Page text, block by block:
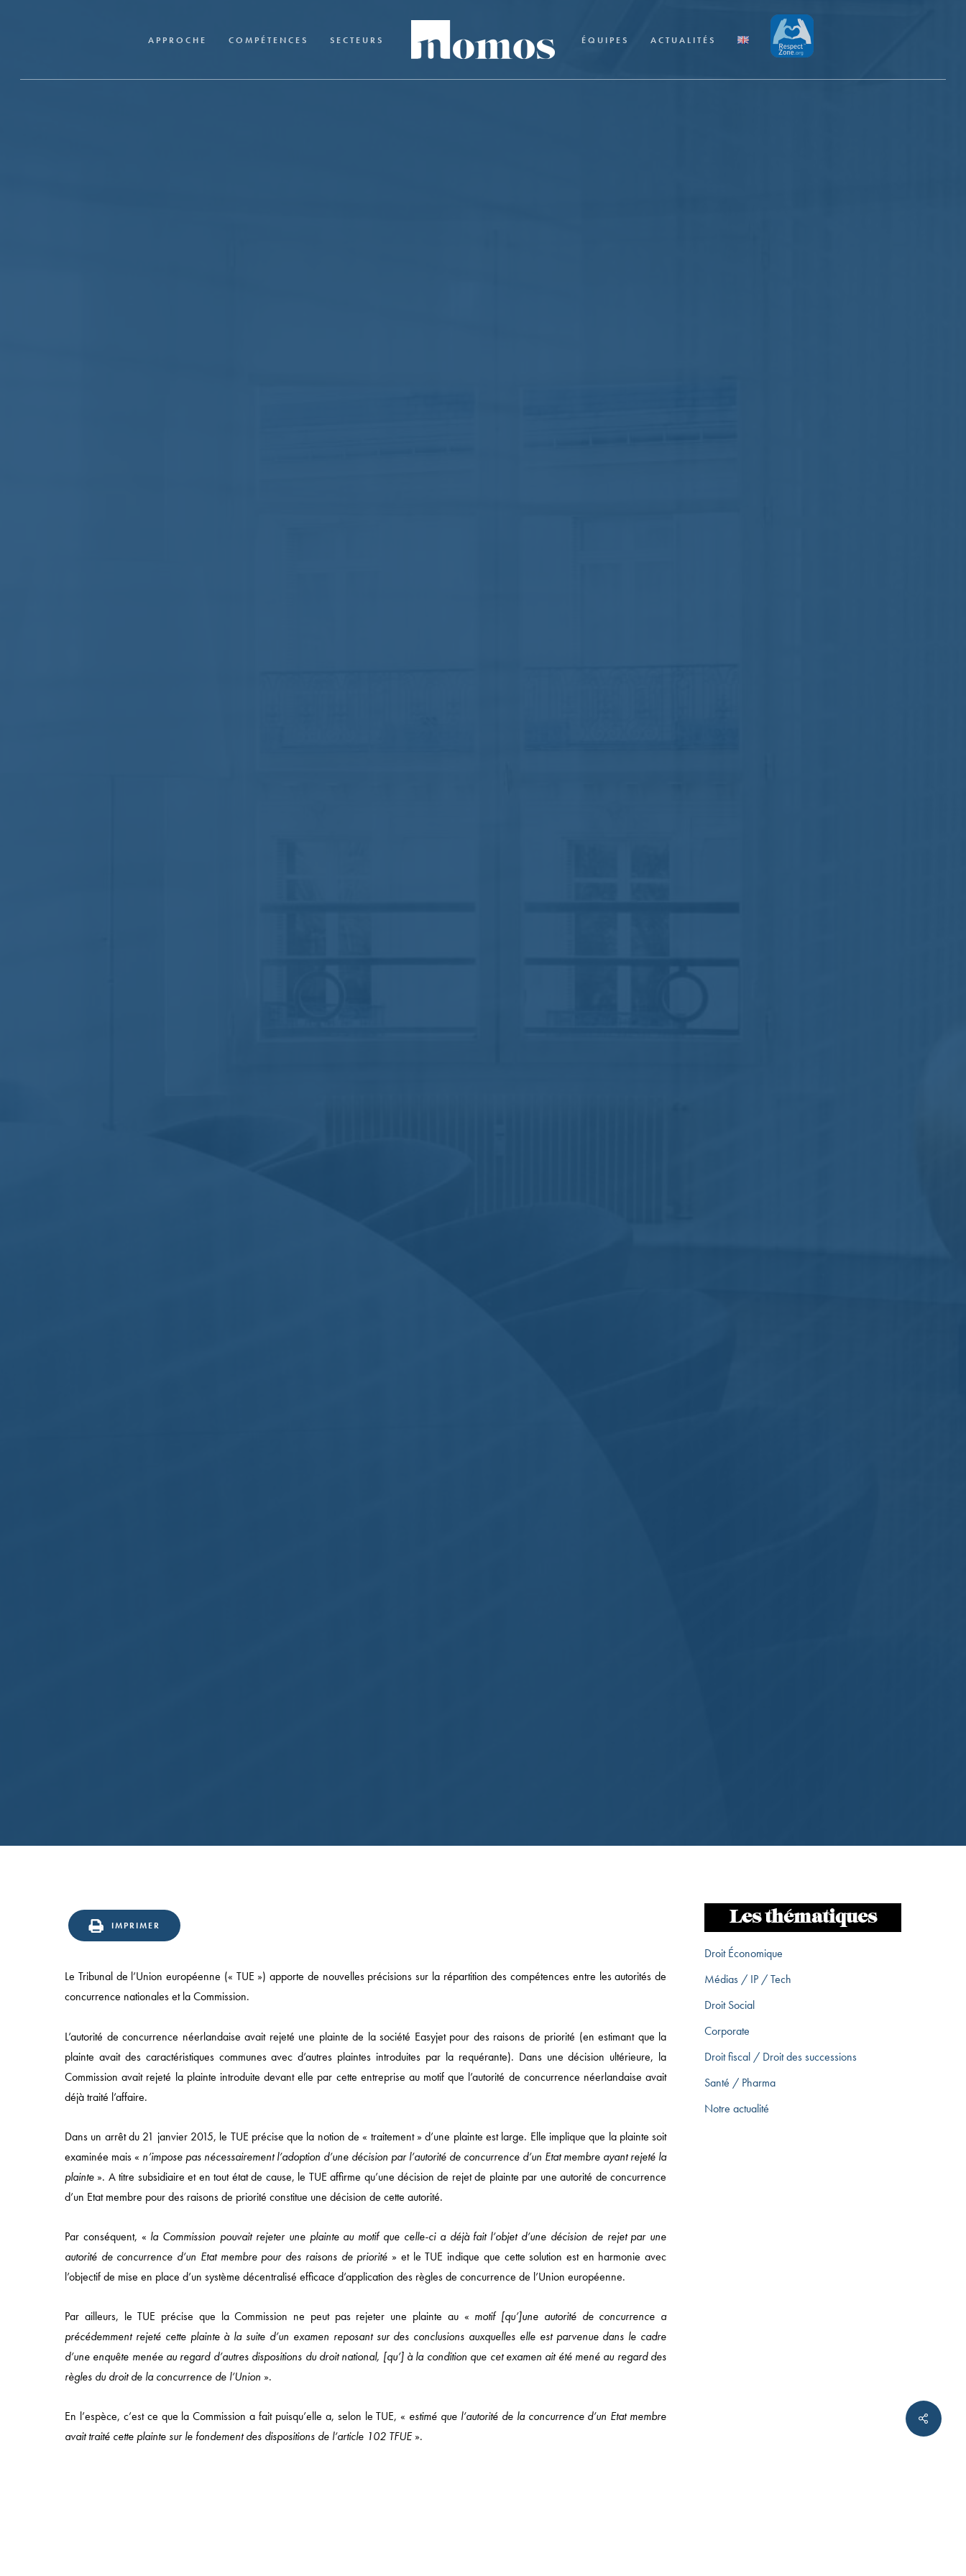
APPROCHE COMPÉTENCES SECTEURS ÉQUIPES ACTUALITÉS
IMPRIMER
Le Tribunal de l’Union européenne (« TUE ») apporte de nouvelles précisions sur la répartition des compétences entre les autorités de
concurrence nationales et la Commission.
L’autorité de concurrence néerlandaise avait rejeté une plainte de la société Easyjet pour des raisons de priorité (en estimant que la
plainte avait des caractéristiques communes avec d’autres plaintes introduites par la requérante). Dans une décision ultérieure, la
Commission avait rejeté la plainte introduite devant elle par cette entreprise au motif que l’autorité de concurrence néerlandaise avait
déjà traité l’affaire.
Dans un arrêt du 21 janvier 2015, le TUE précise que la notion de « traitement » d’une plainte est large. Elle implique que la plainte soit
examinée mais « n’impose pas nécessairement l’adoption d’une décision par l’autorité de concurrence d’un Etat membre ayant rejeté la
plainte ». A titre subsidiaire et en tout état de cause, le TUE affirme qu’une décision de rejet de plainte par une autorité de concurrence
d’un Etat membre pour des raisons de priorité constitue une décision de cette autorité.
Par conséquent, « la Commission pouvait rejeter une plainte au motif que celle-ci a déjà fait l’objet d’une décision de rejet par une
autorité de concurrence d’un Etat membre pour des raisons de priorité » et le TUE indique que cette solution est en harmonie avec
l’objectif de mise en place d’un système décentralisé efficace d’application des règles de concurrence de l’Union européenne.
Par ailleurs, le TUE précise que la Commission ne peut pas rejeter une plainte au « motif [qu’]une autorité de concurrence a
précédemment rejeté cette plainte à la suite d’un examen reposant sur des conclusions auxquelles elle est parvenue dans le cadre
d’une enquête menée au regard d’autres dispositions du droit national, [qu’] à la condition que cet examen ait été mené au regard des
règles du droit de la concurrence de l’Union ».
En l’espèce, c’est ce que la Commission a fait puisqu’elle a, selon le TUE, « estimé que l’autorité de la concurrence d’un Etat membre
avait traité cette plainte sur le fondement des dispositions de l’article 102 TFUE».
Les thématiques
Droit Économique
Médias / IP / Tech
Droit Social
Corporate
Droit fiscal / Droit des successions
Santé / Pharma
Notre actualité
Accès rapide
ACCUEIL
APPROCHE
COMPÉTENCES
ÉQUIPES
DROIT ÉCONOMIQUE
MÉDIAS / IP / TECH
DROIT SOCIAL
DROIT FISCAL / DROIT DES SUCCESSIONS
© 2025 NOMOS | MENTIONS LÉGALES |POLITIQUE DE
CONFIDENTIALITÉ